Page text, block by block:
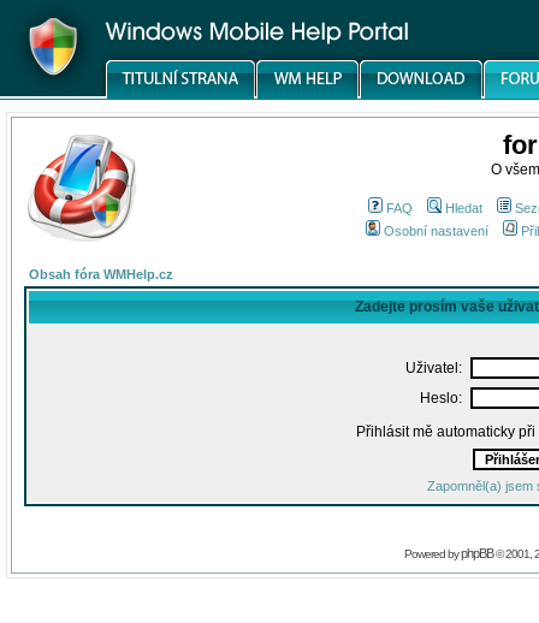
O
FAQ Hledat
Osobní nastavení
Obsah fóra WMHelp.cz
Zadejte prosím vaše
Uživatel:
Heslo:
Přihlásit mě automaticky
Zapomněl(a) jsem
Powered byphpBB© 2001,